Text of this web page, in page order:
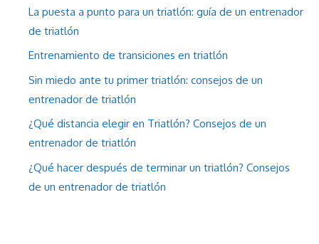
La puesta a punto para un triatlón: guía de un entrenador
de triatlón
Entrenamiento de transiciones en triatlón
Sin miedo ante tu primer triatlón: consejos de un
entrenador de triatlón
¿Qué distancia elegir en Triatlón? Consejos de un
entrenador de triatlón
¿Qué hacer después de terminar un triatlón? Consejos
de un entrenador de triatlón